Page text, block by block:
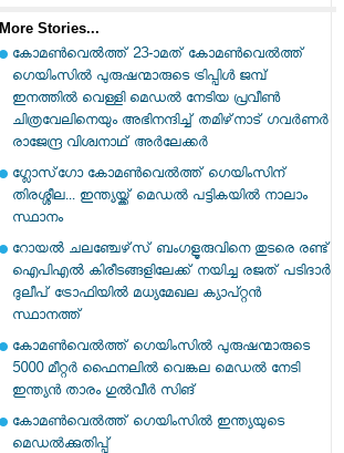
More Stories...
കോമൺവെല്‍ത്ത് 23-ാമത് കോമൺ‌വെൽത്ത്
ഗെയിംസിൽ പുരുഷന്മാരുടെ ട്രിപ്പിൾ ജമ്പ്
ഇനത്തിൽ വെള്ളി മെഡൽ നേടിയ പ്രവീൺ
ചിത്രവേലിനെയും അഭിനന്ദിച്ച് തമിഴ്‌നാട് ഗവർണർ
രാജേന്ദ്ര വിശ്വനാഥ് അർലേക്കർ
ഗ്ലോസ്‌ഗോ കോമൺവെൽത്ത് ഗെയിംസിന്
തിരശ്ശീല... ഇന്ത്യയ്ക്ക് മെഡൽ പട്ടികയിൽ നാലാം
സ്ഥാനം
റോയല്‍ ചലഞ്ചേഴ്‌സ് ബംഗളൂരുവിനെ തുടരെ രണ്ട്
ഐപിഎല്‍ കിരീടങ്ങളിലേക്ക് നയിച്ച രജത് പടിദാര്‍
ദുലീപ് ട്രോഫിയില്‍ മധ്യമേഖല ക്യാപ്റ്റൻ
സ്ഥാനത്ത്
കോമൺവെൽത്ത് ഗെയിംസിൽ പുരുഷന്മാരുടെ
5000 മീറ്റർ ഫൈനലിൽ വെങ്കല മെഡൽ നേടി
ഇന്ത്യൻ താരം ഗുൽവീർ സിങ്
കോമൺവെൽത്ത് ഗെയിംസിൽ ഇന്ത്യയുടെ
മെഡൽക്കുതിപ്പ്